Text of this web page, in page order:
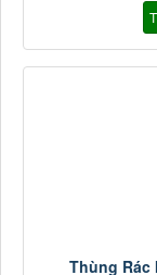
Thùng Rác